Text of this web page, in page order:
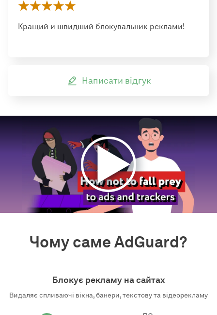
Кращий и швидший блокувальник реклами!
Написати відгук
Чому саме AdGuard?
Блокує рекламу на сайтах
Видаляє спливаючі вікна, банери, текстову та відеорекламу